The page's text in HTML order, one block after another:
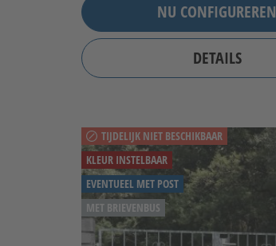
NU CONFIGUREREN
DETAILS
TIJDELIJK NIET BESCHIKBAAR
KLEUR INSTELBAAR
EVENTUEEL MET POST
MET BRIEVENBUS